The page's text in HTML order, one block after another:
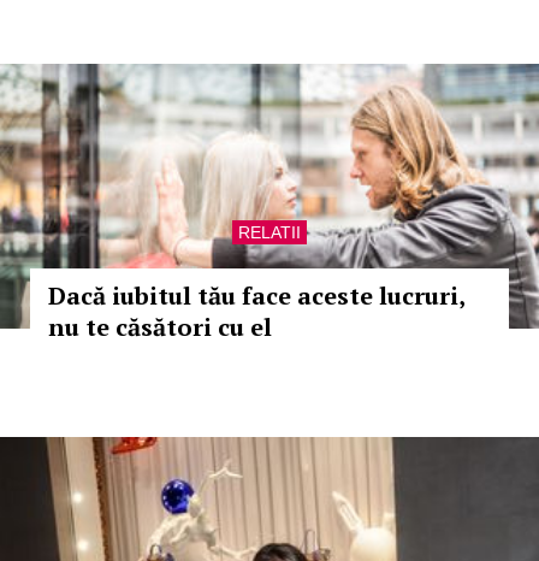
RELATII
Dacă iubitul tău face aceste lucruri,
nu te căsători cu el